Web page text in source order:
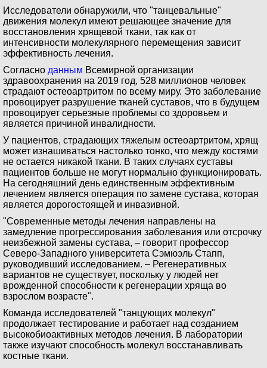
Исследователи обнаружили, что "танцевальные"
движения молекул имеют решающее значение для
восстановления хрящевой ткани, так как от
интенсивности молекулярного перемещения зависит
эффективность лечения.
Согласно данным Всемирной организации
здравоохранения на 2019 год, 528 миллионов человек
страдают остеоартритом по всему миру. Это заболевание
провоцирует разрушение тканей суставов, что в будущем
провоцирует серьезные проблемы со здоровьем и
является причиной инвалидности.
У пациентов, страдающих тяжелым остеоартритом, хрящ
может изнашиваться настолько тонко, что между костями
не остается никакой ткани. В таких случаях суставы
пациентов больше не могут нормально функционировать.
На сегодняшний день единственным эффективным
лечением является операция по замене сустава, которая
является дорогостоящей и инвазивной.
"Современные методы лечения направлены на
замедление прогрессирования заболевания или отсрочку
неизбежной замены сустава, – говорит профессор
Северо-Западного университета Сэмюэль Стапп,
руководивший исследованием. – Регенеративных
вариантов не существует, поскольку у людей нет
врожденной способности к регенерации хряща во
взрослом возрасте".
Команда исследователей "танцующих молекул"
продолжает тестирование и работает над созданием
высокобиоактивных методов лечения. В лаборатории
также изучают способность молекул восстанавливать
костные ткани.